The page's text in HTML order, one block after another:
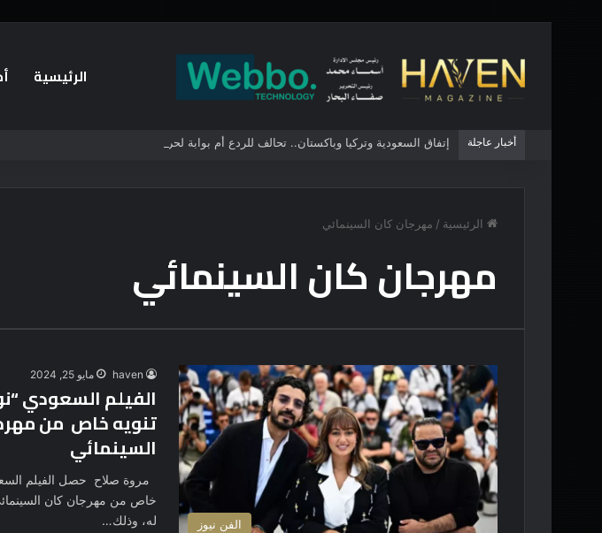
الرئيسية
أخبار عاجلة إتفاق السعودية وتركيا وباكستان.. تحالف للردع أم بوابة لحرب سنية شيعية تُعيد رسم الشرق
الرئيسية / مهرجان كان السينمائي
مهرجان كان السينمائي
الفن نيوز
haven مايو 25, 2024
الفيلم السعودي
تنويه خاص من
السينمائي
مروة صلاح حصل الفيلم
خاص من مهرجان كان
له، وذلك…